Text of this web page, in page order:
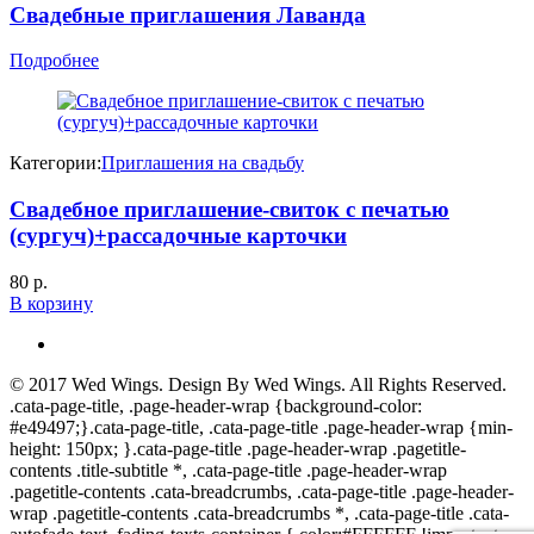
Свадебные приглашения Лаванда
Подробнее
Категории:Приглашения на свадьбу
Свадебное приглашение-свиток с печатью
(сургуч)+рассадочные карточки
80 р.
В корзину
© 2017 Wed Wings. Design By Wed Wings. All Rights Reserved.
.cata-page-title, .page-header-wrap {background-color:
#e49497;}.cata-page-title, .cata-page-title .page-header-wrap {min-
height: 150px; }.cata-page-title .page-header-wrap .pagetitle-
contents .title-subtitle *, .cata-page-title .page-header-wrap
.pagetitle-contents .cata-breadcrumbs, .cata-page-title .page-header-
wrap .pagetitle-contents .cata-breadcrumbs *, .cata-page-title .cata-